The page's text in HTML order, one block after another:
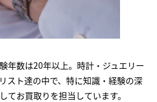
年数は20年以上。時計・ジュエリー
スト達の中で、特に知識・経験の深
てお買取りを担当しています。